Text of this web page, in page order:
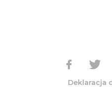
Deklaracja